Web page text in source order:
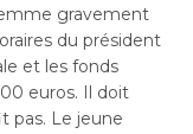
gravement
du président
et les fonds
euros. Il doit
pas. Le jeune